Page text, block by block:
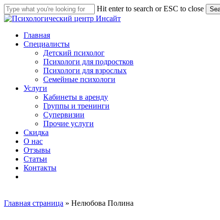
Skip
to
content
Hit enter to search or ESC to close
Close
Menu
Главная
Специалисты
Детский психолог
Психологи для подростков
Психологи для взрослых
Семейные психологи
Услуги
Кабинеты в аренду
Группы и тренинги
Супервизии
Прочие услуги
Скидка
О нас
Отзывы
Статьи
Контакты
Главная страница » Нелюбова Полина